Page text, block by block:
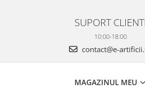
SUPORT CLIENTI
10:00-18:00
contact@e-
MAGAZINUL MEU